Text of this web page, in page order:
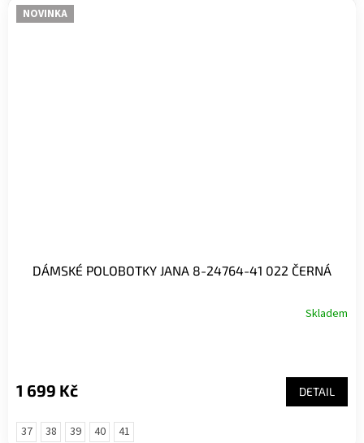
NOVINKA
DÁMSKÉ POLOBOTKY JANA 8-24764-41 022 ČERNÁ
Skladem
1 699 Kč DETAIL
37 38 39 40 41